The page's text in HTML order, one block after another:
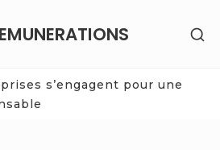
s’engagent pour une